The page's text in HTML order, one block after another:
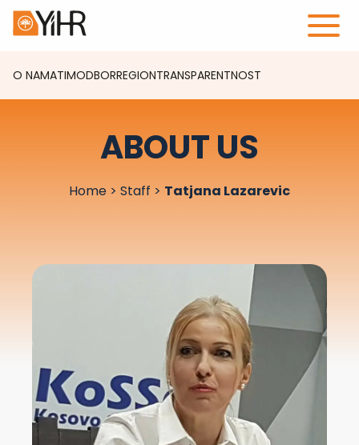
O NAMATIMODBORREGIONTRANSPARENTNOST
ABOUT US
Home > Staff > Tatjana Lazarevic